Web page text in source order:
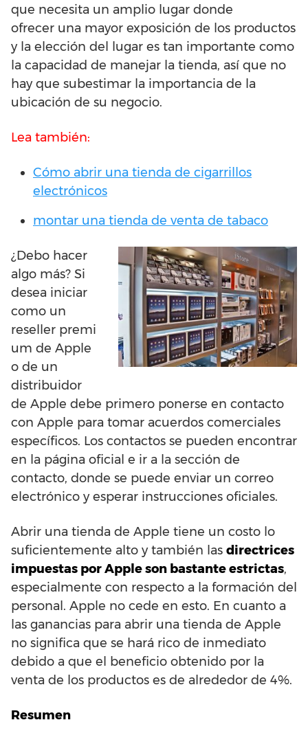
que necesita un amplio lugar donde
ofrecer una mayor exposición de los productos
y la elección del lugar es tan importante como
la capacidad de manejar la tienda, así que no
hay que subestimar la importancia de la
ubicación de su negocio.
Lea también:
Cómo abrir una tienda de cigarrillos
electrónicos
montar una tienda de venta de tabaco
¿Debo hacer
algo más? Si
desea iniciar
como un
reseller premi
um de Apple
o de un
distribuidor
de Apple debe primero ponerse en contacto
con Apple para tomar acuerdos comerciales
específicos. Los contactos se pueden encontrar
en la página oficial e ir a la sección de
contacto, donde se puede enviar un correo
electrónico y esperar instrucciones oficiales.
Abrir una tienda de Apple tiene un costo lo
suficientemente alto y también las directrices
impuestas por Apple son bastante estrictas,
especialmente con respecto a la formación del
personal. Apple no cede en esto. En cuanto a
las ganancias para abrir una tienda de Apple
no significa que se hará rico de inmediato
debido a que el beneficio obtenido por la
venta de los productos es de alrededor de 4%.
Resumen